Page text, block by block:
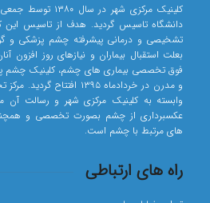
کلینیک مرکزی شهر
دانشگاه تاسیس گردید. هدف از تاسیس این
تشخیصی و درمانی پیشرفته چشم پزشکی و
بعلت استقبال بیماران و نیازهای روز
فوق تخصصی بیماری های چشم، کلینیک چشم
و مدرن در خردادماه ۱۳۹۵
وابسته به کلینیک مرکزی شهر و رسالت آن
عکسبرداری از چشم بصورت تخصصی و
های مرتبط با چشم است.
راه های ارتباطی